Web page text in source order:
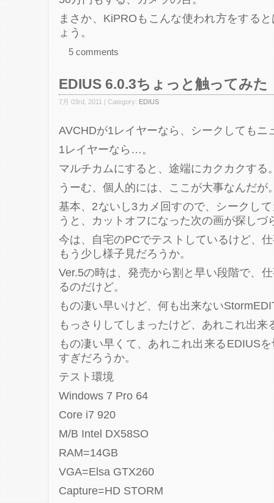
まさか、KiPROもこんな使われ方をする
ょう。
5 comments
EDIUS 6.0.3ちょっと触ってみた
7月 03rd, 2011 | Category: EDIUS
AVCHDが1レイヤーなら、シークしてもニ
1レイヤーなら…。
マルチカムにすると、途端にカクカクする
うーむ、個人的には、ここが大事なんだが
基本、2ないし3カメ回すので、シークし
うと、カットオフになった次の画が探しづ
今は、自宅のPCでテストしているけど、
もう少し様子見だろうか。
Ver.5の時は、発売から割と早い段階で、
るのだけど。
もの凄い早いけど、何も出来ない
もっさりしてしまったけど、あれこれ出来
もの凄い早くて、あれこれ出来るEDIUS
すぎだろうか。
テスト環境
Windows 7 Pro 64
Core i7 920
M/B Intel DX58SO
RAM=14GB
VGA=Elsa GTX260
Capture=HD STORM